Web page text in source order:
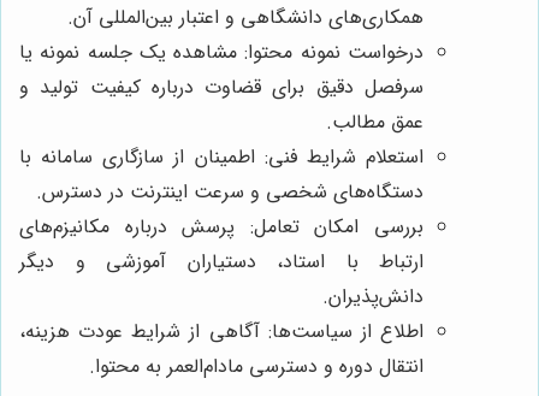
همکاری‌های دانشگاهی و اعتبار بین‌المللی آن.
درخواست نمونه محتوا: مشاهده یک جلسه نمونه یا
سرفصل دقیق برای قضاوت درباره کیفیت تولید و
عمق مطالب.
استعلام شرایط فنی: اطمینان از سازگاری سامانه با
دستگاه‌های شخصی و سرعت اینترنت در دسترس.
بررسی امکان تعامل: پرسش درباره مکانیزم‌های
ارتباط با استاد، دستیاران آموزشی و دیگر
دانش‌پذیران.
اطلاع از سیاست‌ها: آگاهی از شرایط عودت هزینه،
انتقال دوره و دسترسی مادام‌العمر به محتوا.